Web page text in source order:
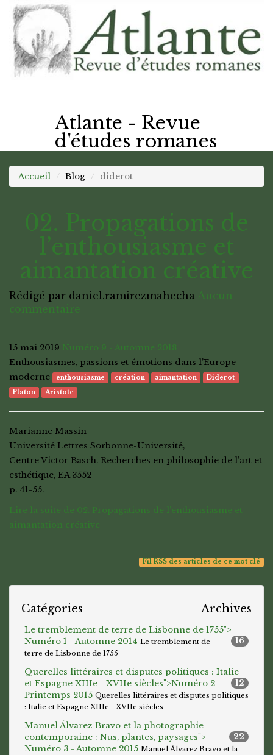
Atlante - Revue
d'études romanes
Accueil Blog diderot
02. Propagations de
l’enthousiasme et
aimantation créative
Rédigé par daniel.ramirezmahecha Aucun
commentaire
15 mai 2019 Numéro 9 - Automne 2018
Enthousiasmes, passions et émotions dans l’Europe
moderne
enthousiasme création aimantation
Diderot
Platon
Aristote
Marianne Massin
Université Lettres Sorbonne-Université,
Centre Victor Basch. Recherches en philosophie de l’art et
esthétique, EA 3552
p. 41-55.
Lire la suite de 02. Propagations de l’enthousiasme et
aimantation créative
Fil RSS des articles de ce mot clé
Catégories Archives
Le tremblement de terre de Lisbonne de 1755">
16
Numéro 1 - Automne 2014 Le tremblement de
terre de Lisbonne de 1755
Querelles littéraires et disputes politiques : Italie
et Espagne XIIIe - XVIIe siècles">
12
Numéro 2 -
Printemps 2015 Querelles littéraires et disputes politiques
: Italie et Espagne XIIIe - XVIIe siècles
Manuel Álvarez Bravo et la photographie
contemporaine : Nus, plantes, paysages">
22
Numéro 3 - Automne 2015 Manuel Álvarez Bravo et la